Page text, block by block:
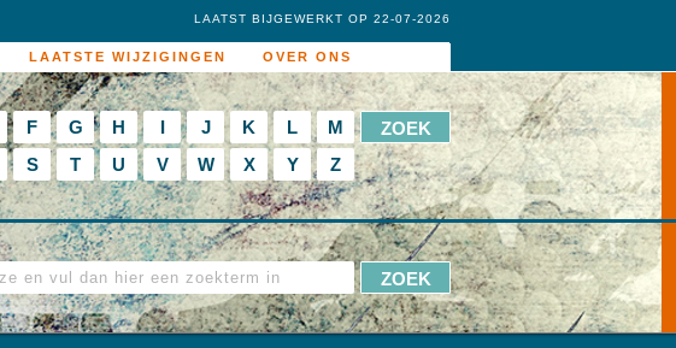
LAATSTE WIJZIGINGEN OVER ONS
LAATST BIJGEWERKT OP 22-07-2026
F G H I J K L
M
S T U V W X Y Z